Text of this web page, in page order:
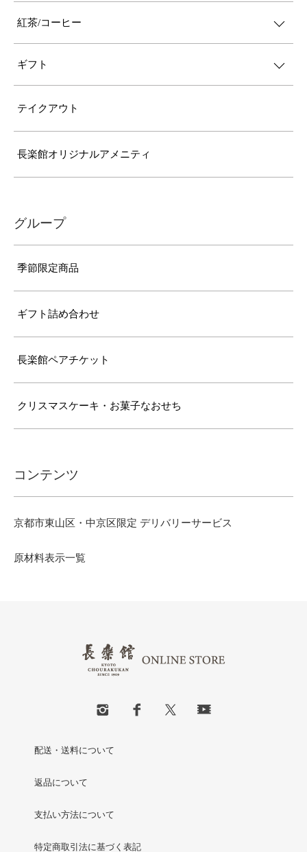
紅茶/コーヒー
ギフト
テイクアウト
長楽館オリジナルアメニティ
グループ
季節限定商品
ギフト詰め合わせ
長楽館ペアチケット
クリスマスケーキ・お菓子なおせち
コンテンツ
京都市東山区・中京区限定 デリバリーサービス
原材料表示一覧
配送・送料について
返品について
支払い方法について
特定商取引法に基づく表記